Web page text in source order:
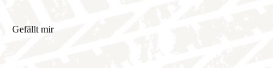
Gefällt mir